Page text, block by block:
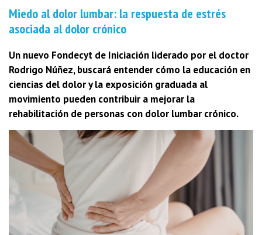
Miedo al dolor lumbar: la respuesta de estrés
asociada al dolor crónico
Un nuevo Fondecyt de Iniciación liderado por el doctor
Rodrigo Núñez, buscará entender cómo la educación en
ciencias del dolor y la exposición graduada al
movimiento pueden contribuir a mejorar la
rehabilitación de personas con dolor lumbar crónico.